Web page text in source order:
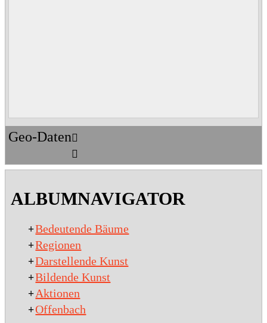
Geo-Daten
ALBUMNAVIGATOR
+Bedeutende Bäume
+Regionen
+Darstellende Kunst
+Bildende Kunst
+Aktionen
+Offenbach